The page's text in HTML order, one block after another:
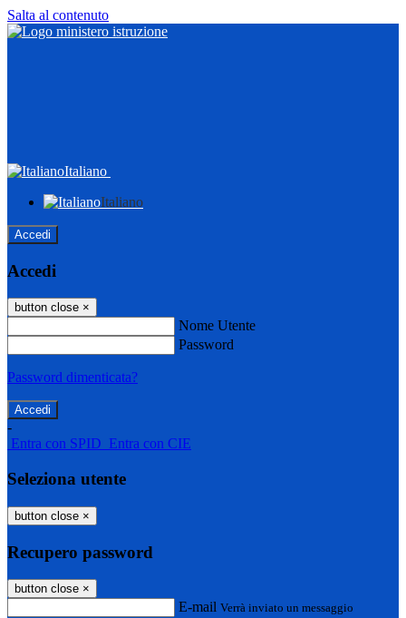
Salta al contenuto
Italiano
Italiano
Accedi
Accedi
button close ×
Nome Utente
Password
Password dimenticata?
-
Entra con SPID Entra con CIE
Seleziona utente
button close ×
Recupero password
button close ×
E-mail Verrà inviato un messaggio